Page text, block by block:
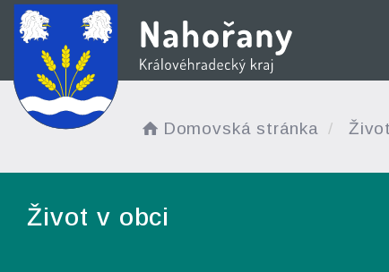
Domovská stránka
Život v obci